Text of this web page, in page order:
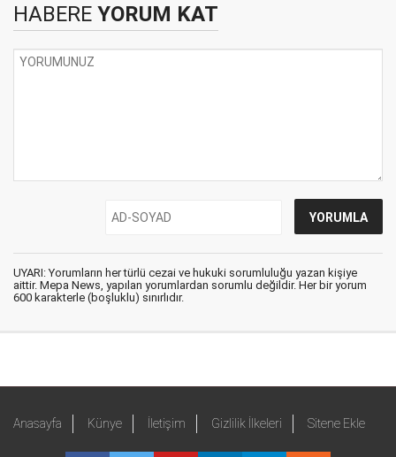
HABERE YORUM KAT
UYARI: Yorumların her türlü cezai ve hukuki sorumluluğu yazan kişiye
aittir. Mepa News, yapılan yorumlardan sorumlu değildir. Her bir yorum
600 karakterle (boşluklu) sınırlıdır.
Anasayfa Künye İletişim Gizlilik İlkeleri Sitene Ekle